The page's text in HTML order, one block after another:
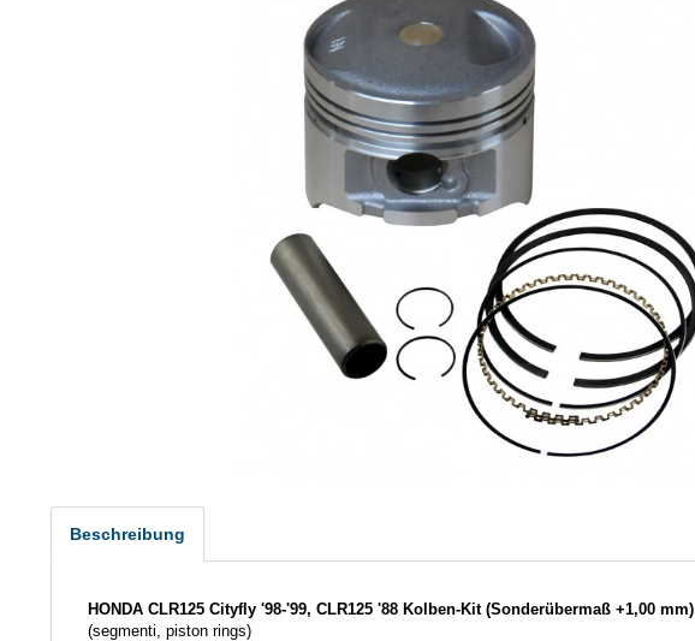
Beschreibung
HONDA CLR125 Cityfly '98-'99, CLR125 '88 Kolben-Kit (Sonderübermaß +1,00 mm)
(segmenti, piston rings)